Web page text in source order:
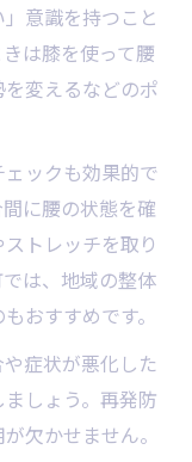
意識を持つこと
は膝を使って腰
変えるなどのポ
ックも効果的で
に腰の状態を確
トレッチを取り
は、地域の整体
おすすめです。
症状が悪化した
しょう。再発防
欠かせません。